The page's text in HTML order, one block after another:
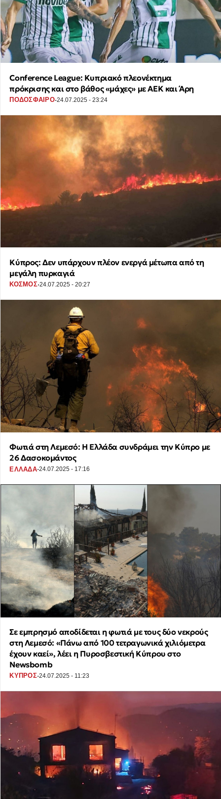
Conference League: Κυπριακό πλεονέκτημα
πρόκρισης και στο βάθος «μάχες» με ΑΕΚ και Άρη
ΠΟΔΟΣΦΑΙΡΟ·24.07.2025 - 23:24
Κύπρος: Δεν υπάρχουν πλέον ενεργά μέτωπα από τη
μεγάλη πυρκαγιά
ΚΟΣΜΟΣ·24.07.2025 - 20:27
Φωτιά στη Λεμεσό: Η Ελλάδα συνδράμει την Κύπρο με
26 Δασοκομάντος
ΕΛΛΑΔΑ·24.07.2025 - 17:16
Σε εμπρησμό αποδίδεται η φωτιά με τους δύο νεκρούς
στη Λεμεσό: «Πάνω από 100 τετραγωνικά χιλιόμετρα
έχουν καεί», λέει η Πυροσβεστική Κύπρου στο
Newsbomb
ΚΥΠΡΟΣ·24.07.2025 - 11:23